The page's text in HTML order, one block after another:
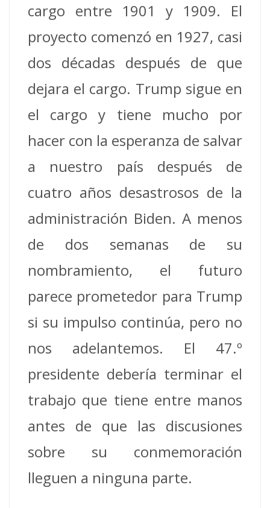
cargo entre 1901 y 1909. El
proyecto comenzó en 1927, casi
dos décadas después de que
dejara el cargo. Trump sigue en
el cargo y tiene mucho por
hacer con la esperanza de salvar
a nuestro país después de
cuatro años desastrosos de la
administración Biden. A menos
de dos semanas de su
nombramiento, el futuro
parece prometedor para Trump
si su impulso continúa, pero no
nos adelantemos. El 47.º
presidente debería terminar el
trabajo que tiene entre manos
antes de que las discusiones
sobre su conmemoración
lleguen a ninguna parte.